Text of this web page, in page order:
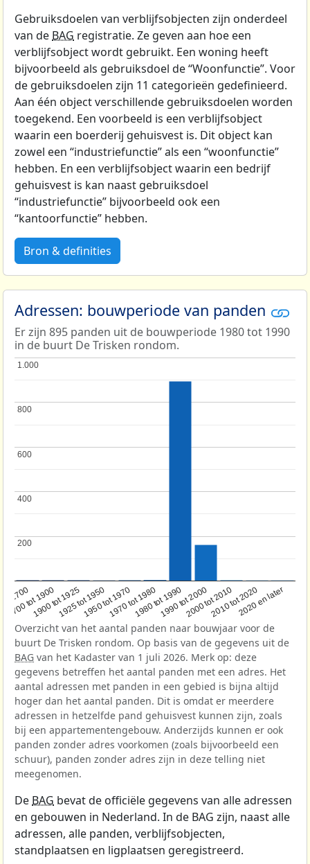
Gebruiksdoelen van verblijfsobjecten zijn onderdeel
van de BAG registratie. Ze geven aan hoe een
verblijfsobject wordt gebruikt. Een woning heeft
bijvoorbeeld als gebruiksdoel de “Woonfunctie”. Voor
de gebruiksdoelen zijn 11 categorieën gedefinieerd.
Aan één object verschillende gebruiksdoelen worden
toegekend. Een voorbeeld is een verblijfsobject
waarin een boerderij gehuisvest is. Dit object kan
zowel een “industriefunctie” als een “woonfunctie”
hebben. En een verblijfsobject waarin een bedrijf
gehuisvest is kan naast gebruiksdoel
“industriefunctie” bijvoorbeeld ook een
“kantoorfunctie” hebben.
Bron & definities
Adressen: bouwperiode van panden
Er zijn 895 panden uit de bouwperiode 1980 tot 1990
in de buurt De Trisken rondom.
1700
1700 tot 1900
1900 tot 19251925 tot 19501950 tot 19701970 tot 19801980 tot 19901990 tot 20002000 tot 20102010 tot 20202020 en later
200
200
400
400
600
600
800
800
1.000
1.000
Overzicht van het aantal panden naar bouwjaar voor de
buurt De Trisken rondom. Op basis van de gegevens uit de
BAG van het Kadaster van 1 juli 2026. Merk op: deze
gegevens betreffen het aantal panden met een adres. Het
aantal adressen met panden in een gebied is bijna altijd
hoger dan het aantal panden. Dit is omdat er meerdere
adressen in hetzelfde pand gehuisvest kunnen zijn, zoals
bij een appartementengebouw. Anderzijds kunnen er ook
panden zonder adres voorkomen (zoals bijvoorbeeld een
schuur), panden zonder adres zijn in deze telling niet
meegenomen.
De BAG bevat de officiële gegevens van alle adressen
en gebouwen in Nederland. In de BAG zijn, naast alle
adressen, alle panden, verblijfsobjecten,
standplaatsen en ligplaatsen geregistreerd.